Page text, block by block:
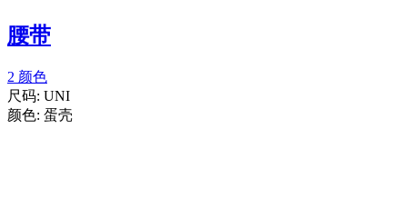
腰带
2 颜色
尺码: UNI
颜色: 蛋壳